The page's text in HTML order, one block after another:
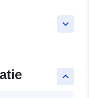
keyboard_arrow_down
keyboard_arrow_up